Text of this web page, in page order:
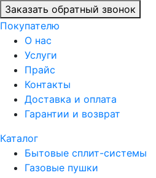
Заказать обратный звонок
Покупателю
О нас
Услуги
Прайс
Контакты
Доставка и оплата
Гарантии и возврат
Каталог
Бытовые сплит-системы
Газовые пушки